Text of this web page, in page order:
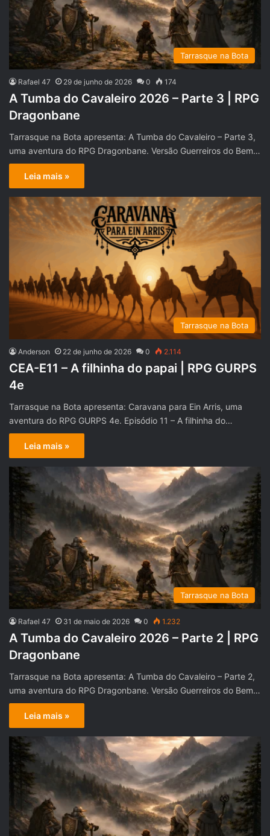
Tarrasque na Bota
Rafael 47 29 de junho de 2026 0 174
A Tumba do Cavaleiro 2026 – Parte 3 | RPG
Dragonbane
Tarrasque na Bota apresenta: A Tumba do Cavaleiro – Parte 3,
uma aventura do RPG Dragonbane. Versão Guerreiros do Bem…
Leia mais »
Tarrasque na Bota
Anderson 22 de junho de 2026 0 2.114
CEA-E11 – A filhinha do papai | RPG GURPS
4e
Tarrasque na Bota apresenta: Caravana para Ein Arris, uma
aventura do RPG GURPS 4e. Episódio 11 – A filhinha do…
Leia mais »
Tarrasque na Bota
Rafael 47 31 de maio de 2026 0 1.232
A Tumba do Cavaleiro 2026 – Parte 2 | RPG
Dragonbane
Tarrasque na Bota apresenta: A Tumba do Cavaleiro – Parte 2,
uma aventura do RPG Dragonbane. Versão Guerreiros do Bem…
Leia mais »